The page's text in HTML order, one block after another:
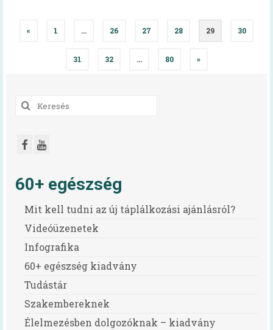
Bejegyzés
« 1 … 26 27 28 29 30
31 32 … 80 »
Keresés
a
60+ egészség
Mit kell tudni az új táplálkozási ajánlásról?
Videóüzenetek
Infografika
60+ egészség kiadvány
Tudástár
Szakembereknek
Élelmezésben dolgozóknak – kiadvány